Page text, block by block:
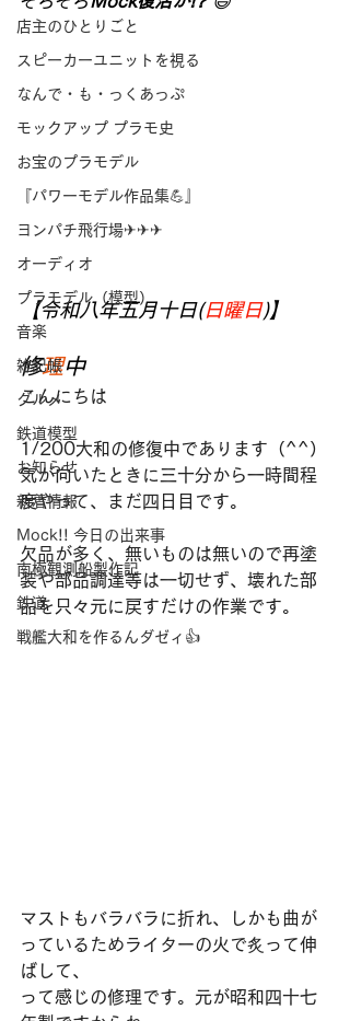
店主のひとりごと
スピーカーユニットを視る
なんで・も・っくあっぷ
モックアップ プラモ史
お宝のプラモデル
『パワーモデル作品集💪』
ヨンパチ飛行場✈✈✈
オーディオ
プラモデル（模型）
音楽
雑記帳
グルメ
鉄道模型
お知らせ
新着情報
Mock!! 今日の出来事
南極観測船製作記
鉄道
戦艦大和を作るんダゼィ👍
【令和八年五月十日(日曜日)】
修理中
こんにちは
1/200大和の修復中であります（^^）
気が向いたときに三十分から一時間程
度やって、まだ四日目です。
欠品が多く、無いものは無いので再塗
装や部品調達等は一切せず、壊れた部
品を只々元に戻すだけの作業です。
マストもバラバラに折れ、しかも曲が
っているためライターの火で炙って伸
ばして、
って感じの修理です。元が昭和四十七